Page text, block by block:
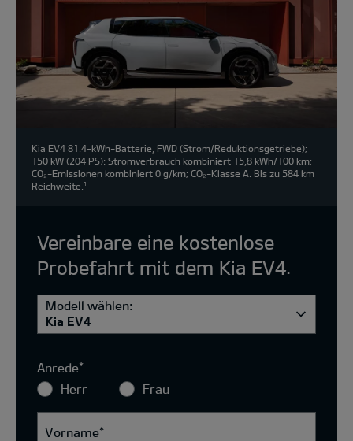
Kia EV4 81.4-kWh-Batterie, FWD (Strom/Reduktionsgetriebe);
150 kW (204 PS): Stromverbrauch kombiniert 15,8 kWh/100 km;
CO₂-Emissionen kombiniert 0 g/km; CO₂-Klasse A. Bis zu 584 km
Reichweite.
1
Vereinbare eine kostenlose
Probefahrt mit dem Kia EV4.
Modell wählen:
Kia EV4
Anrede*
Herr
Frau
Vorname*